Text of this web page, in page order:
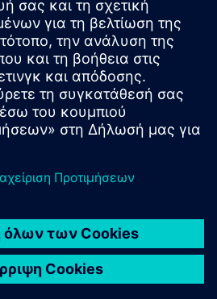
for virtual testing and
– from requirements
execution and analysis.
infrastructure, including